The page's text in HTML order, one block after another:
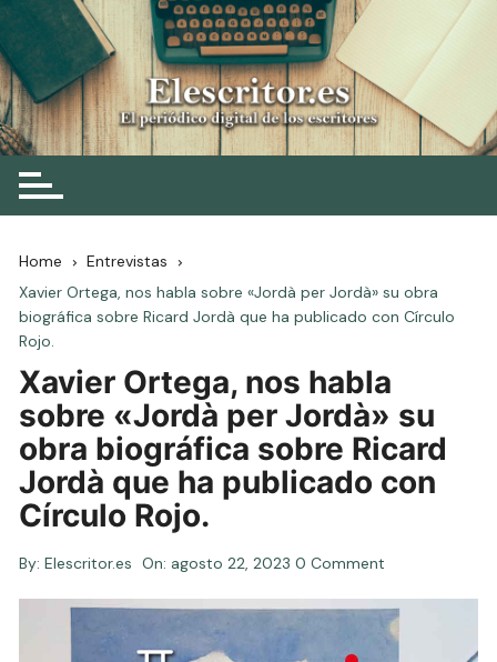
Skip
to
content
Elescritor.es
El periódico digital de los escritores
Home
Entrevistas
Xavier Ortega, nos habla sobre «Jordà per Jordà» su obra
biográfica sobre Ricard Jordà que ha publicado con Círculo
Rojo.
Xavier Ortega, nos habla
sobre «Jordà per Jordà» su
obra biográfica sobre Ricard
Jordà que ha publicado con
Círculo Rojo.
By: Elescritor.es On: agosto 22, 2023 0 Comment